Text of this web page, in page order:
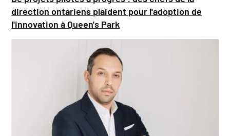
direction ontariens plaident pour l'adoption de
l'innovation à Queen's Park